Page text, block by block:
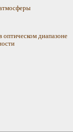
оптическом диапазоне